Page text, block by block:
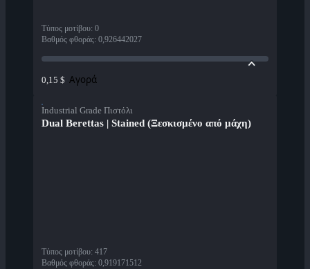
Τύπος μοτίβου: 0
Βαθμός φθοράς: 0,926442027
0,15 $ Αγορά
Industrial Grade Πιστόλι
Dual Berettas | Stained (Ξεσκισμένο από μάχη)
Τύπος μοτίβου: 417
Βαθμός φθοράς: 0,919171512